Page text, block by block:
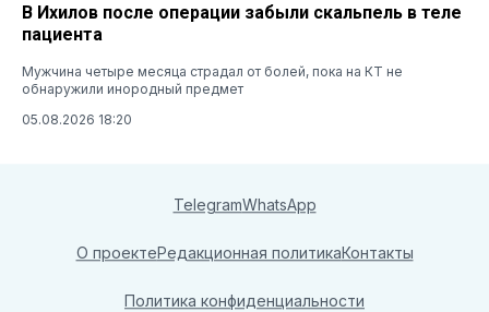
В Ихилов после операции забыли скальпель в теле
пациента
Мужчина четыре месяца страдал от болей, пока на КТ не
обнаружили инородный предмет
05.08.2026 18:20
TelegramWhatsApp
О проектеРедакционная политикаКонтакты
Политика конфиденциальности